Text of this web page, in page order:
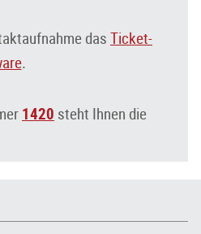
das Ticket-
.
1420 steht Ihnen die